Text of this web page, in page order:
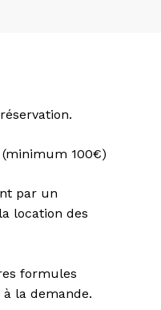
100€)
par un
location des
formules
la demande.